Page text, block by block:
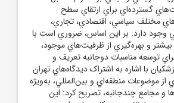
گسترده‌اي براي ارتقاي سطح
مختلف سياسي، اقتصادي، تجاري،
وجود دارد. بر اين اساس، ضروري است با
و بهره‌گيري از ظرفيت‌هاي موجود،
توسعه مناسبات دوجانبه تعريف و
با اشاره به اشتراک ديدگاه‌هاي تهران
از موضوعات منطقه‌اي و بين‌المللي، به‌ويژه
و مجامع چندجانبه، تصريح کرد: اين